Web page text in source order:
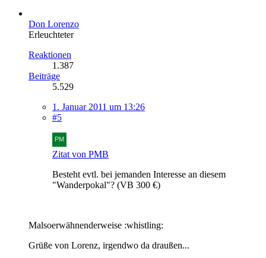
Don Lorenzo
Erleuchteter
Reaktionen
1.387
Beiträge
5.529
1. Januar 2011 um 13:26
#5
Zitat von PMB
Besteht evtl. bei jemanden Interesse an diesem
"Wanderpokal"? (VB 300 €)
Malsoerwähnenderweise :whistling:
Grüße von Lorenz, irgendwo da draußen...